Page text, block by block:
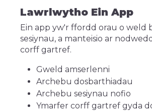
Lawrlwytho Ein App
Ein app yw'r ffordd orau o weld
sesiynau, a manteisio ar
corff gartref.
Gweld amserlenni
Archebu dosbarthiadau
Archebu sesiynau nofio
Ymarfer corff gartref gyda